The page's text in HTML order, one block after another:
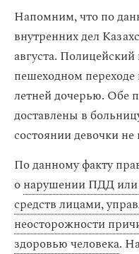
Напомним, что по
внутренних дел
августа.
пешеходном
летней дочерью. Обе
доставлены в
состоянии девочки не
По данному факту
онарушении ПДД или
средств лицами,
неосторожности
здоровью человека.